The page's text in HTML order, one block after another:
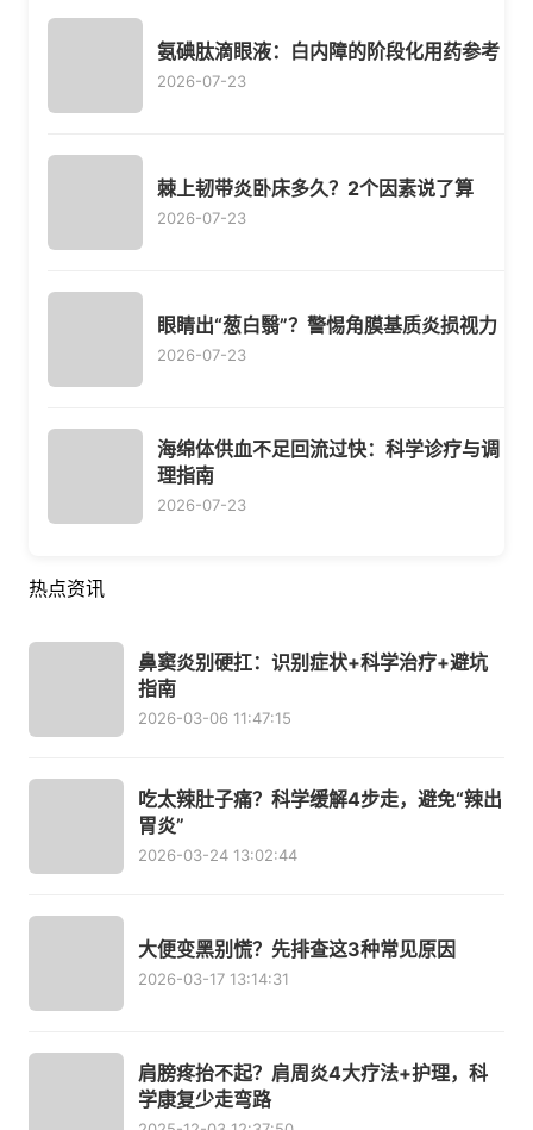
氨碘肽滴眼液：白内障的阶段化用药参考
2026-07-23
棘上韧带炎卧床多久？2个因素说了算
2026-07-23
眼睛出“葱白翳”？警惕角膜基质炎损视力
2026-07-23
海绵体供血不足回流过快：科学诊疗与调
理指南
2026-07-23
热点资讯
鼻窦炎别硬扛：识别症状+科学治疗+避坑
指南
2026-03-06 11:47:15
吃太辣肚子痛？科学缓解4步走，避免“辣出
胃炎”
2026-03-24 13:02:44
大便变黑别慌？先排查这3种常见原因
2026-03-17 13:14:31
肩膀疼抬不起？肩周炎4大疗法+护理，科
学康复少走弯路